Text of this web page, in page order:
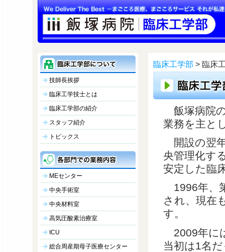
技師長挨拶
臨床工学技士とは
臨床工学部の紹介
スタッフ紹介
トピックス
MEセンター
中央手術室
中央材料室
高気圧酸素治療室
ICU
総合周産期母子医療センター
臨床工学部 > 臨床
飯塚病院
業務を主と
開設の翌
央管理化す
安定した臨
1996年、
され、現在
す。
2009年に
当初は1名